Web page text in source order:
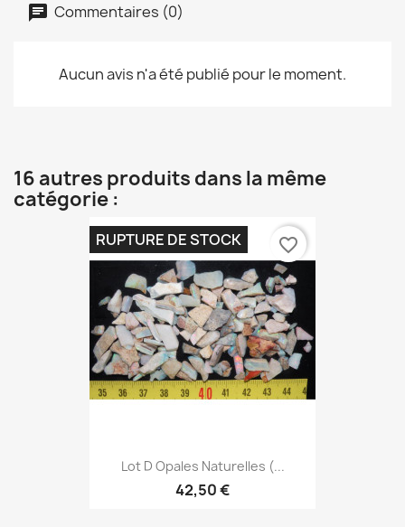
Commentaires (0)
Aucun avis n'a été publié pour le moment.
16 autres produits dans la même
catégorie :
Lot D Opales Naturelles (...
42,50 €
RUPTURE DE STOCK favorite_border